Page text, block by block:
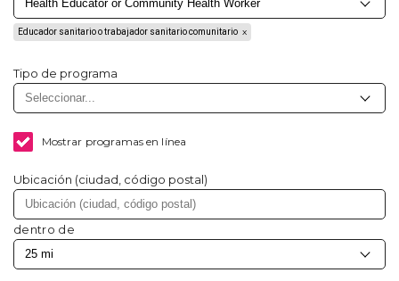
Educador sanitario o trabajador sanitario comunitario
Tipo de programa
Mostrar programas en línea
Ubicación (ciudad, código postal)
dentro de